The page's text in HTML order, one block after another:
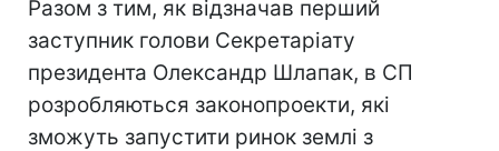
Разом з тим, як відзначав перший
заступник голови Секретаріату
президента Олександр Шлапак, в СП
розробляються законопроекти, які
зможуть запустити ринок землі з